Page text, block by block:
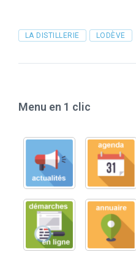
Tags
LA DISTILLERIE LODÈVE
Menu en 1 clic